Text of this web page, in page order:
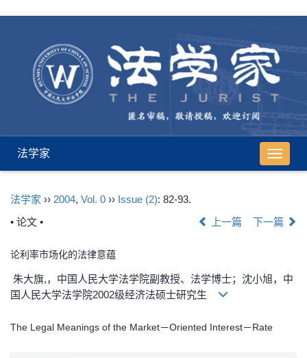
导
航
法学家
法学家 ›› 2004, Vol. 0 ›› Issue (2): 82-93.
• 论文 •
上一篇 下一篇
论利率市场化的法律意蕴
朱大旗,，中国人民大学法学院副教授、法学博士；沈小旭，中
国人民大学法学院2002级经济法硕士研究生
The Legal Meanings of the Market－Oriented Interest－Rate